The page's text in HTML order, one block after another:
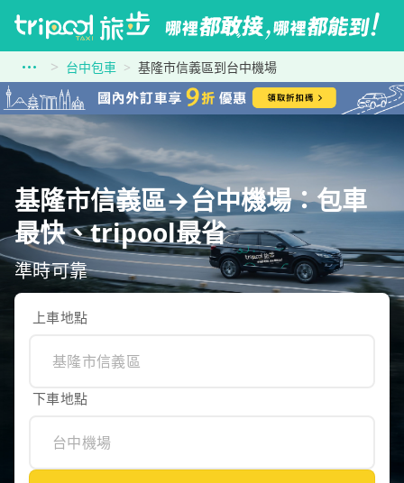
台中包車 基隆市信義區到台中機場
基隆市信義區→台中機場：包車
最快、tripool最省
準時可靠
上車地點
下車地點